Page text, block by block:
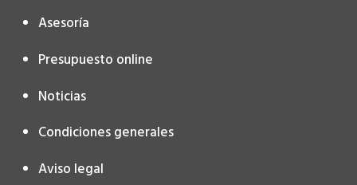
Asesoría
Presupuesto online
Noticias
Condiciones generales
Aviso legal